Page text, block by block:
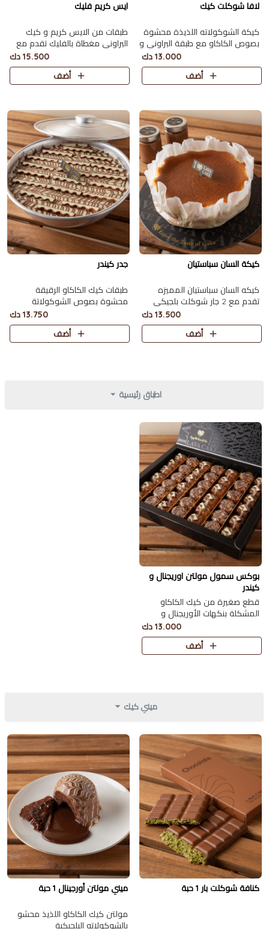
لافا شوكلت كيك
كيكة الشوكولاته اللذيذة محشوة
بصوص الكاكاو مع طبقة البراوني و
بسكويت الدايجستف تكفي 9
اشخاص
13.000 دك
أضف
ايس كريم فليك
طبقات من الايس كريم و كيك
البراوني مغطاة بالفليك تقدم مع
15.500 دك
أضف
كيكة السان سباستيان
كيكه السان سباستيان المميزه
تقدم مع 2 جار شوكلت بلجيكي
13.500 دك
أضف
جدر كيندر
طبقات كيك الكاكاو الرقيقة
محشوة بصوص الشوكولاتة
والكيندر ومغطاة بحبات الكيندر
يكفي 10 أشخاص.
13.750 دك
أضف
اطباق رئيسية
بوكس سمول مولتن اوريجنال و
كيندر
قطع صغيرة من كيك الكاكاو
المشكلة بنكهات الأوريجنال و
13.000 دك
أضف
ميني كيك
كنافة شوكلت بار 1 حبة ميني مولتن أورجينال 1 حبة
مولتن كيك الكاكاو اللذيذ محشو
بالشوكولاته البلجيكية